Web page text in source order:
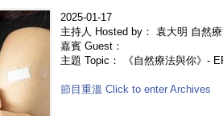
2025-01-17
主持人 Hosted by： 袁大明 自然
嘉賓 Guest：
主題 Topic： 《自然療法與你》-
節目重溫 Click to enter Archives